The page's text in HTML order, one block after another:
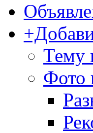
Тему
Фото